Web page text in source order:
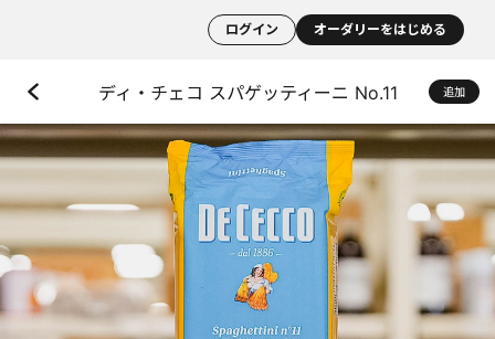
ログイン オーダリーをはじめる
ディ・チェコ スパゲッティーニ No.11 追加